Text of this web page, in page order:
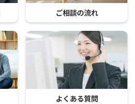
ご相談の流れ
よくある質問